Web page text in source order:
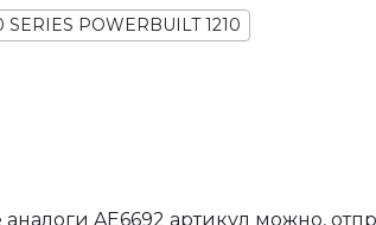
SERIES POWERBUILT 1210
AE6692 артикул можно,